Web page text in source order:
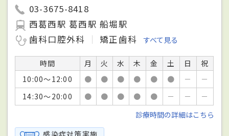
03-3675-8418
西葛西駅 葛西駅 船堀駅
歯科口腔外科
矯正歯科 すべて見る
時間 月 火 水 木 金 土 日
祝
10:00～12:00
● ● ● ● ● ● －
－
14:30～20:00
● ● ● ● ● － －
－
診療時間の詳細はこちら